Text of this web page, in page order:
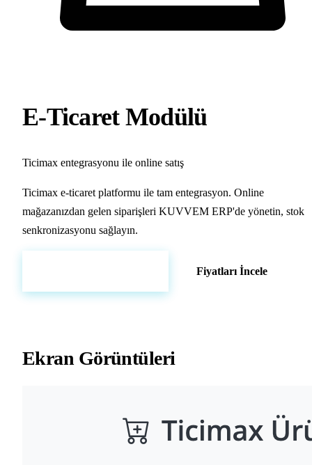
E-Ticaret Modülü
Ticimax entegrasyonu ile online satış
Ticimax e-ticaret platformu ile tam entegrasyon. Online
mağazanızdan gelen siparişleri KUVVEM ERP'de yönetin, stok
senkronizasyonu sağlayın.
Fiyatları İncele
Ekran Görüntüleri